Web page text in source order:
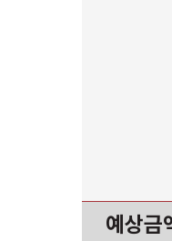
예상금